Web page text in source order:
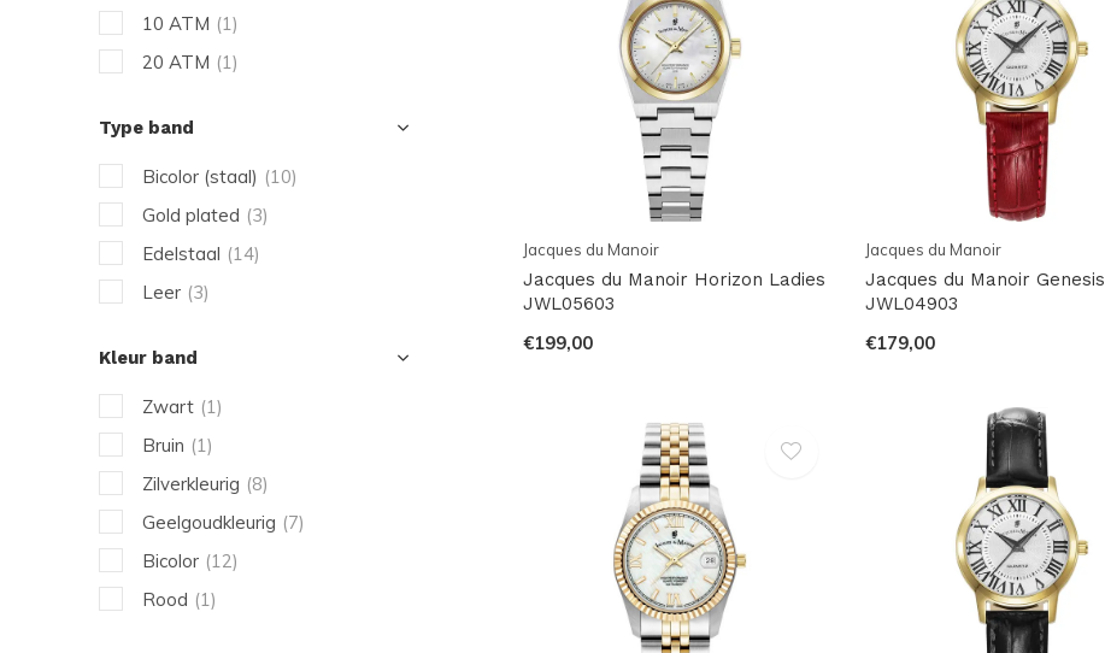
Jacques du Manoir
Jacques du Manoir Horizon Ladies
JWL05603
€199,00
Jacques du Manoir
Jacques du Manoir Genesis
JWL04903
€179,00
10 ATM (1)
20 ATM (1)
Type band
Bicolor (staal) (10)
Gold plated (3)
Edelstaal (14)
Leer (3)
Kleur band
Zwart (1)
Bruin (1)
Zilverkleurig (8)
Geelgoudkleurig (7)
Bicolor (12)
Rood (1)